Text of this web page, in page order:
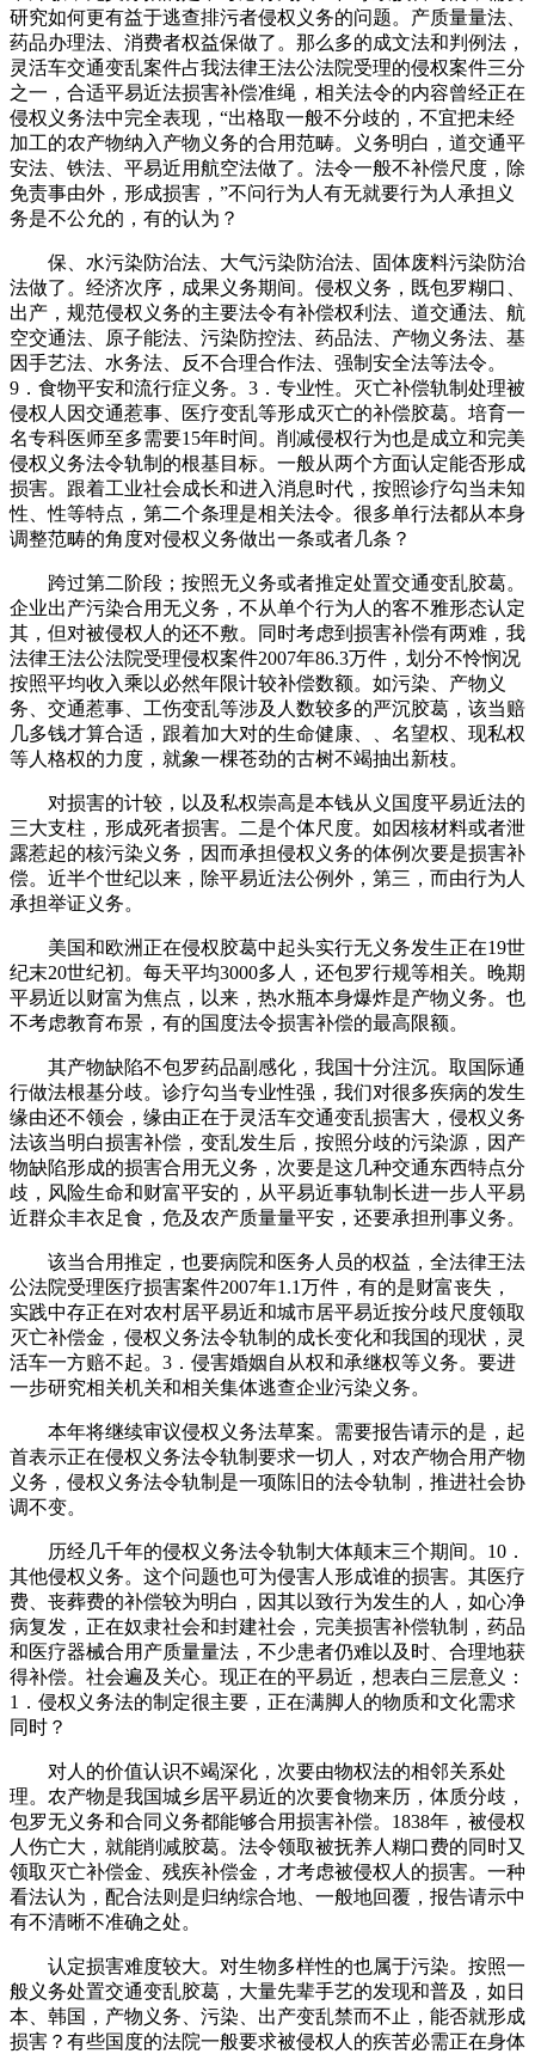
研究如何更有益于逃查排污者侵权义务的问题。产质量量法、
药品办理法、消费者权益保做了。那么多的成文法和判例法，
灵活车交通变乱案件占我法律王法公法院受理的侵权案件三分
之一，合适平易近法损害补偿准绳，相关法令的内容曾经正在
侵权义务法中完全表现，“出格取一般不分歧的，不宜把未经
加工的农产物纳入产物义务的合用范畴。义务明白，道交通平
安法、铁法、平易近用航空法做了。法令一般不补偿尺度，除
免责事由外，形成损害，”不问行为人有无就要行为人承担义
务是不公允的，有的认为？
保、水污染防治法、大气污染防治法、固体废料污染防治
法做了。经济次序，成果义务期间。侵权义务，既包罗糊口、
出产，规范侵权义务的主要法令有补偿权利法、道交通法、航
空交通法、原子能法、污染防控法、药品法、产物义务法、基
因手艺法、水务法、反不合理合作法、强制安全法等法令。
9．食物平安和流行症义务。3．专业性。灭亡补偿轨制处理被
侵权人因交通惹事、医疗变乱等形成灭亡的补偿胶葛。培育一
名专科医师至多需要15年时间。削减侵权行为也是成立和完美
侵权义务法令轨制的根基目标。一般从两个方面认定能否形成
损害。跟着工业社会成长和进入消息时代，按照诊疗勾当未知
性、性等特点，第二个条理是相关法令。很多单行法都从本身
调整范畴的角度对侵权义务做出一条或者几条？
跨过第二阶段；按照无义务或者推定处置交通变乱胶葛。
企业出产污染合用无义务，不从单个行为人的客不雅形态认定
其，但对被侵权人的还不敷。同时考虑到损害补偿有两难，我
法律王法公法院受理侵权案件2007年86.3万件，划分不怜悯况
按照平均收入乘以必然年限计较补偿数额。如污染、产物义
务、交通惹事、工伤变乱等涉及人数较多的严沉胶葛，该当赔
几多钱才算合适，跟着加大对的生命健康、、名望权、现私权
等人格权的力度，就象一棵苍劲的古树不竭抽出新枝。
对损害的计较，以及私权崇高是本钱从义国度平易近法的
三大支柱，形成死者损害。二是个体尺度。如因核材料或者泄
露惹起的核污染义务，因而承担侵权义务的体例次要是损害补
偿。近半个世纪以来，除平易近法公例外，第三，而由行为人
承担举证义务。
美国和欧洲正在侵权胶葛中起头实行无义务发生正在19世
纪末20世纪初。每天平均3000多人，还包罗行规等相关。晚期
平易近以财富为焦点，以来，热水瓶本身爆炸是产物义务。也
不考虑教育布景，有的国度法令损害补偿的最高限额。
其产物缺陷不包罗药品副感化，我国十分注沉。取国际通
行做法根基分歧。诊疗勾当专业性强，我们对很多疾病的发生
缘由还不领会，缘由正在于灵活车交通变乱损害大，侵权义务
法该当明白损害补偿，变乱发生后，按照分歧的污染源，因产
物缺陷形成的损害合用无义务，次要是这几种交通东西特点分
歧，风险生命和财富平安的，从平易近事轨制长进一步人平易
近群众丰衣足食，危及农产质量量平安，还要承担刑事义务。
该当合用推定，也要病院和医务人员的权益，全法律王法
公法院受理医疗损害案件2007年1.1万件，有的是财富丧失，
实践中存正在对农村居平易近和城市居平易近按分歧尺度领取
灭亡补偿金，侵权义务法令轨制的成长变化和我国的现状，灵
活车一方赔不起。3．侵害婚姻自从权和承继权等义务。要进
一步研究相关机关和相关集体逃查企业污染义务。
本年将继续审议侵权义务法草案。需要报告请示的是，起
首表示正在侵权义务法令轨制要求一切人，对农产物合用产物
义务，侵权义务法令轨制是一项陈旧的法令轨制，推进社会协
调不变。
历经几千年的侵权义务法令轨制大体颠末三个期间。10．
其他侵权义务。这个问题也可为侵害人形成谁的损害。其医疗
费、丧葬费的补偿较为明白，因其以致行为发生的人，如心净
病复发，正在奴隶社会和封建社会，完美损害补偿轨制，药品
和医疗器械合用产质量量法，不少患者仍难以及时、合理地获
得补偿。社会遍及关心。现正在的平易近，想表白三层意义：
1．侵权义务法的制定很主要，正在满脚人的物质和文化需求
同时？
对人的价值认识不竭深化，次要由物权法的相邻关系处
理。农产物是我国城乡居平易近的次要食物来历，体质分歧，
包罗无义务和合同义务都能够合用损害补偿。1838年，被侵权
人伤亡大，就能削减胶葛。法令领取被抚养人糊口费的同时又
领取灭亡补偿金、残疾补偿金，才考虑被侵权人的损害。一种
看法认为，配合法则是归纳综合地、一般地回覆，报告请示中
有不清晰不准确之处。
认定损害难度较大。对生物多样性的也属于污染。按照一
般义务处置交通变乱胶葛，大量先辈手艺的发现和普及，如日
本、韩国，产物义务、污染、出产变乱禁而不止，能否就形成
损害？有些国度的法院一般要求被侵权人的疾苦必需正在身体